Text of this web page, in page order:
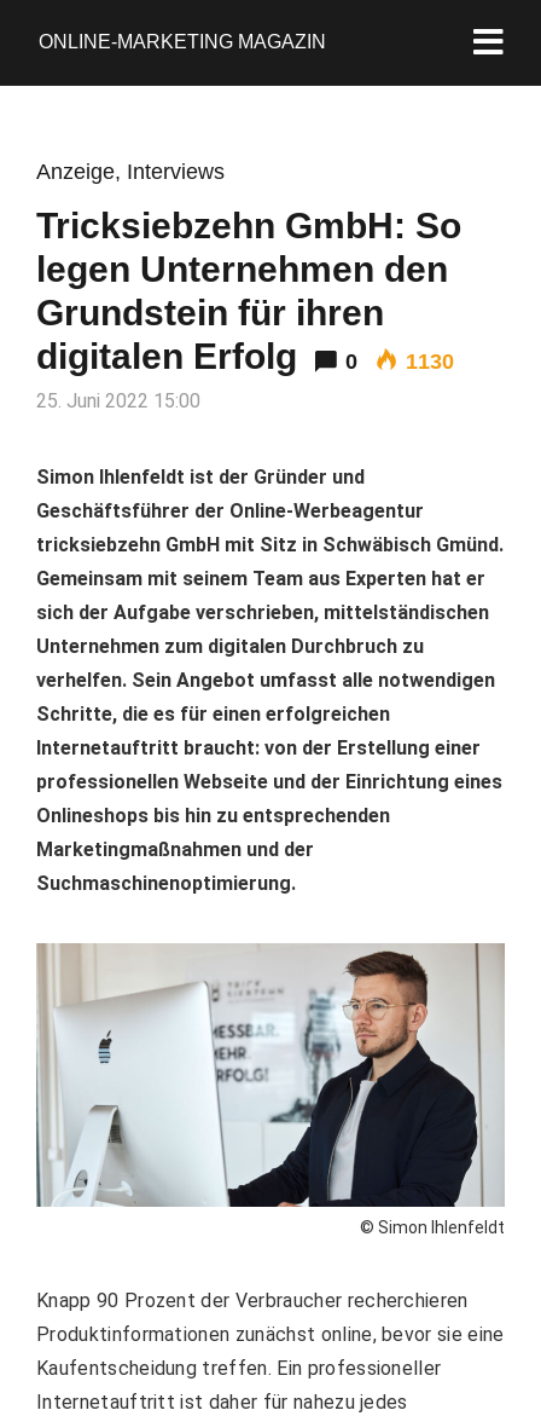
ONLINE-MARKETING MAGAZIN
Anzeige, Interviews
Tricksiebzehn GmbH: So
legen Unternehmen den
Grundstein für ihren
digitalen Erfolg
0 1130
25. Juni 2022 15:00
Simon Ihlenfeldt ist der Gründer und
Geschäftsführer der Online-Werbeagentur
tricksiebzehn GmbH mit Sitz in Schwäbisch Gmünd.
Gemeinsam mit seinem Team aus Experten hat er
sich der Aufgabe verschrieben, mittelständischen
Unternehmen zum digitalen Durchbruch zu
verhelfen. Sein Angebot umfasst alle notwendigen
Schritte, die es für einen erfolgreichen
Internetauftritt braucht: von der Erstellung einer
professionellen Webseite und der Einrichtung eines
Onlineshops bis hin zu entsprechenden
Marketingmaßnahmen und der
Suchmaschinenoptimierung.
© Simon Ihlenfeldt
Knapp 90 Prozent der Verbraucher recherchieren
Produktinformationen zunächst online, bevor sie eine
Kaufentscheidung treffen. Ein professioneller
Internetauftritt ist daher für nahezu jedes